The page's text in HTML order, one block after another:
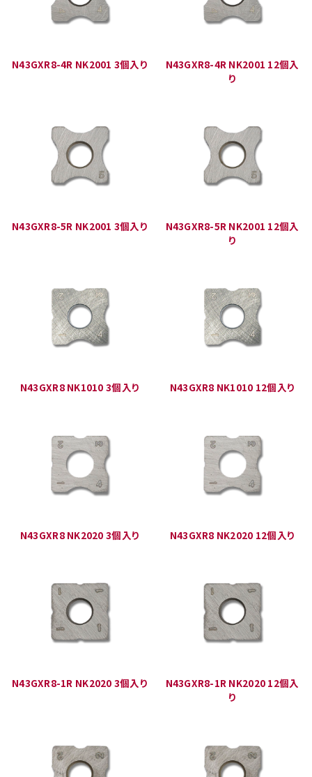
N43GXR8-4R NK2001 3個入り
N43GXR8-4R NK2001 12個入
り
N43GXR8-5R NK2001 3個入り
N43GXR8-5R NK2001 12個入
り
N43GXR8 NK1010 3個入り N43GXR8 NK1010 12個入り
N43GXR8 NK2020 3個入り N43GXR8 NK2020 12個入り
N43GXR8-1R NK2020 3個入り
N43GXR8-1R NK2020 12個入
り